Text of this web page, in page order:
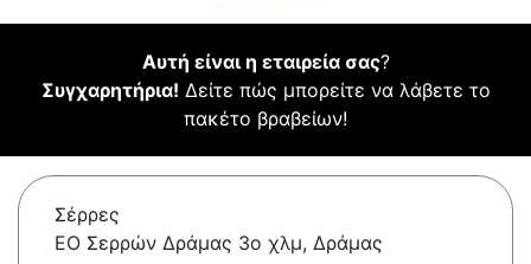
Αυτή είναι η εταιρεία σας?
Συγχαρητήρια! Δείτε πώς μπορείτε να λάβετε το
πακέτο βραβείων!
Σέρρες
ΕΟ Σερρών Δράμας 3ο χλμ, Δράμας